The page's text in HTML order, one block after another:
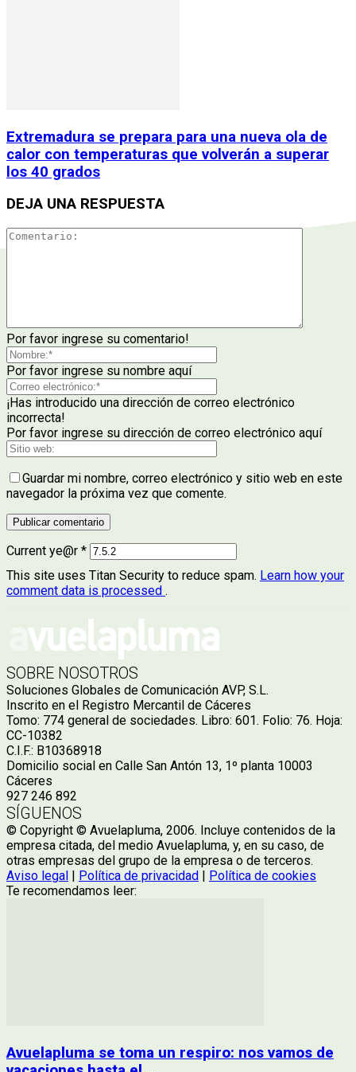
Extremadura se prepara para una nueva ola de
calor con temperaturas que volverán a superar
los 40 grados
DEJA UNA RESPUESTA
Por favor ingrese su comentario!
Por favor ingrese su nombre aquí
¡Has introducido una dirección de correo electrónico
incorrecta!
Por favor ingrese su dirección de correo electrónico aquí
Guardar mi nombre, correo electrónico y sitio web en este
navegador la próxima vez que comente.
Current ye@r *
This site uses Titan Security to reduce spam. Learn how your
comment data is processed .
SOBRE NOSOTROS
Soluciones Globales de Comunicación AVP, S.L.
Inscrito en el Registro Mercantil de Cáceres
Tomo: 774 general de sociedades. Libro: 601. Folio: 76. Hoja:
CC-10382
C.I.F.: B10368918
Domicilio social en Calle San Antón 13, 1º planta 10003
Cáceres
927 246 892
SÍGUENOS
© Copyright © Avuelapluma, 2006. Incluye contenidos de la
empresa citada, del medio Avuelapluma, y, en su caso, de
otras empresas del grupo de la empresa o de terceros.
Aviso legal | Política de privacidad | Política de cookies
Te recomendamos leer:
Avuelapluma se toma un respiro: nos vamos de